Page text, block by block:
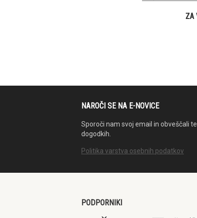
ZA
NAROČI SE NA E-NOVICE
Sporoči nam svoj email in obveščali
dogodkih.
Politika varstva osebnih podatkov
PODPORNIKI